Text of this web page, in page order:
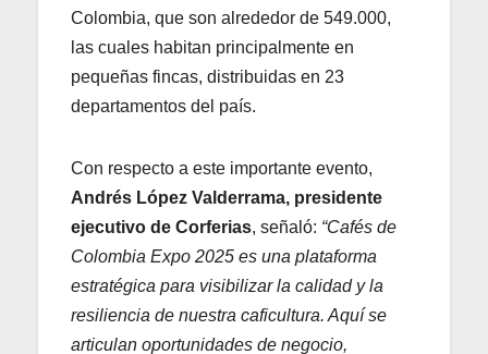
Colombia, que son alrededor de 549.000,
las cuales habitan principalmente en
pequeñas fincas, distribuidas en 23
departamentos del país.
Con respecto a este importante evento,
Andrés López Valderrama, presidente
ejecutivo de Corferias, señaló: “Cafés de
Colombia Expo 2025 es una plataforma
estratégica para visibilizar la calidad y la
resiliencia de nuestra caficultura. Aquí se
articulan oportunidades de negocio,